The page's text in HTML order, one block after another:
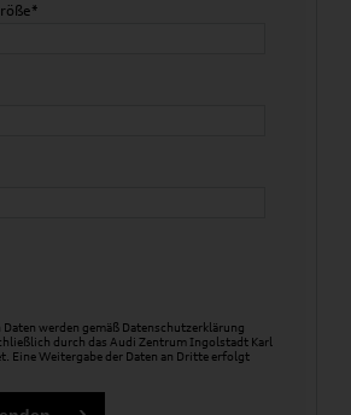
Daten werden gemäß Datenschutzerklärung
durch das Audi Zentrum Ingolstadt Karl
Eine Weitergabe der Daten an Dritte erfolgt